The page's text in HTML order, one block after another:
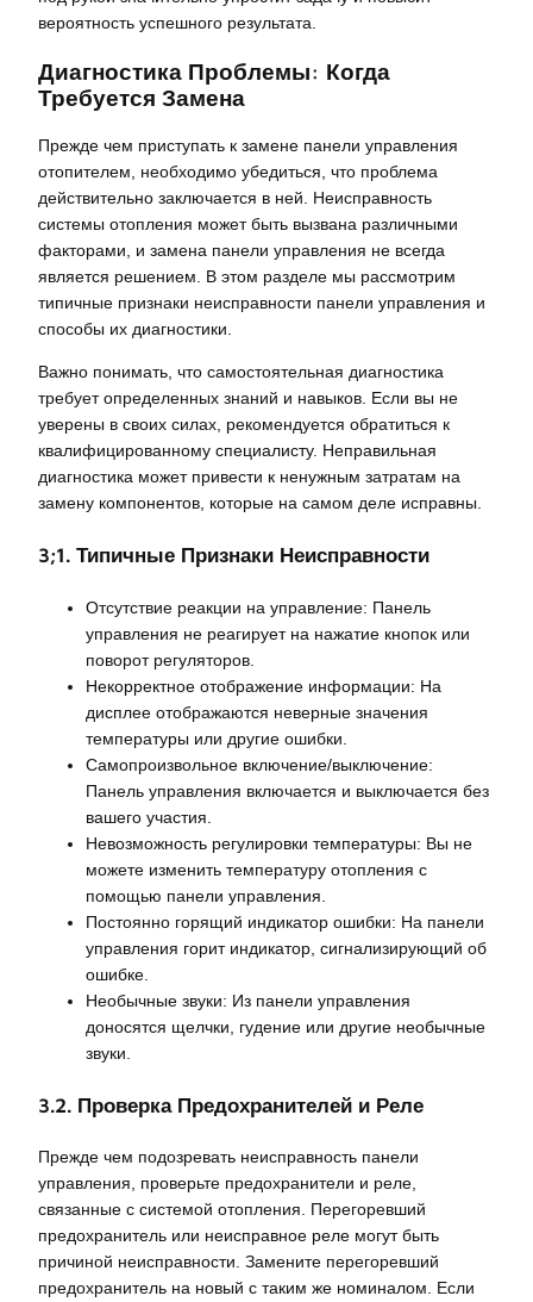
вероятность успешного результата.
Диагностика Проблемы: Когда
Требуется Замена
Прежде чем приступать к замене панели управления
отопителем, необходимо убедиться, что проблема
действительно заключается в ней. Неисправность
системы отопления может быть вызвана различными
факторами, и замена панели управления не всегда
является решением. В этом разделе мы рассмотрим
типичные признаки неисправности панели управления и
способы их диагностики.
Важно понимать, что самостоятельная диагностика
требует определенных знаний и навыков. Если вы не
уверены в своих силах, рекомендуется обратиться к
квалифицированному специалисту. Неправильная
диагностика может привести к ненужным затратам на
замену компонентов, которые на самом деле исправны.
3;1. Типичные Признаки Неисправности
Отсутствие реакции на управление: Панель
управления не реагирует на нажатие кнопок или
поворот регуляторов.
Некорректное отображение информации: На
дисплее отображаются неверные значения
температуры или другие ошибки.
Самопроизвольное включение/выключение:
Панель управления включается и выключается без
вашего участия.
Невозможность регулировки температуры: Вы не
можете изменить температуру отопления с
помощью панели управления.
Постоянно горящий индикатор ошибки: На панели
управления горит индикатор, сигнализирующий об
ошибке.
Необычные звуки: Из панели управления
доносятся щелчки, гудение или другие необычные
звуки.
3.2. Проверка Предохранителей и Реле
Прежде чем подозревать неисправность панели
управления, проверьте предохранители и реле,
связанные с системой отопления. Перегоревший
предохранитель или неисправное реле могут быть
причиной неисправности. Замените перегоревший
предохранитель на новый с таким же номиналом. Если